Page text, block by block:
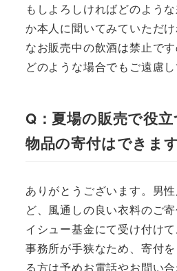
もしよろしければどのよう
か本人に聞いてみていただけ
なお販売中の飲酒は禁止で
どのような場合でもご遠慮し
Q：夏場の販売で役
物品の寄付はできま
ありがとうございます。男
ど、風通しの良い衣料のご
イシュー基金にて受け付けて
事務所が手狭なため、寄付
る方は予めお電話やお問い